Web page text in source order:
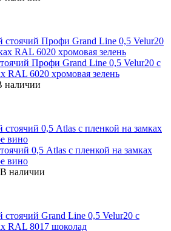
Профи Grand Line 0,5 Velur20 с
RAL 6020 хромовая зелень
наличии
0,5 Atlas с пленкой на замках
вино
В наличии